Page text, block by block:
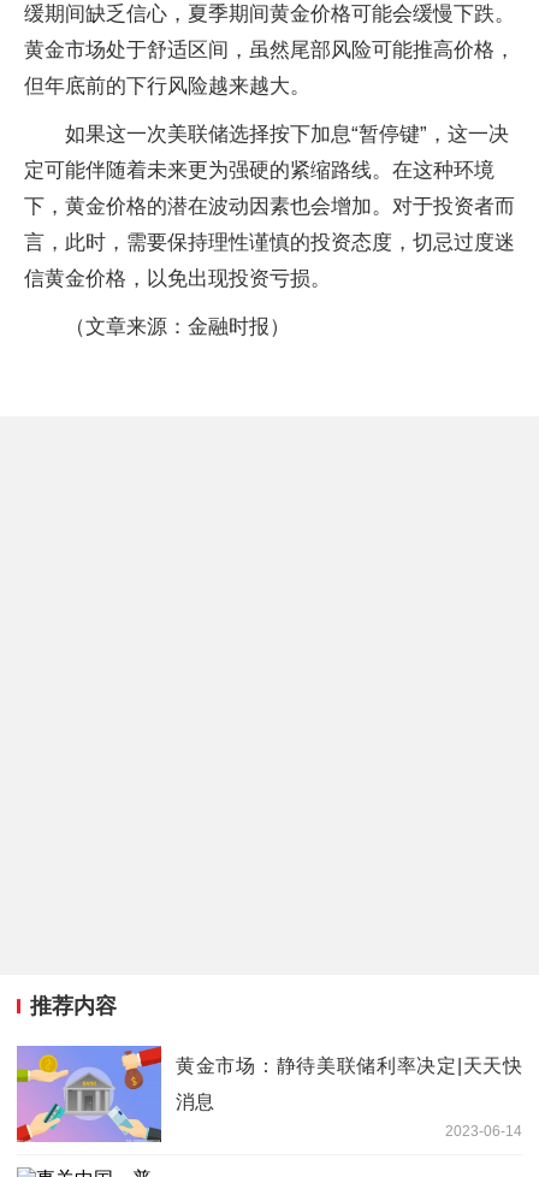
缓期间缺乏信心，夏季期间黄金价格可能会缓慢下跌。
黄金市场处于舒适区间，虽然尾部风险可能推高价格，
但年底前的下行风险越来越大。
如果这一次美联储选择按下加息“暂停键”，这一决
定可能伴随着未来更为强硬的紧缩路线。在这种环境
下，黄金价格的潜在波动因素也会增加。对于投资者而
言，此时，需要保持理性谨慎的投资态度，切忌过度迷
信黄金价格，以免出现投资亏损。
（文章来源：金融时报）
推荐内容
黄金市场：静待美联储利率决定|天天快
消息
2023-06-14